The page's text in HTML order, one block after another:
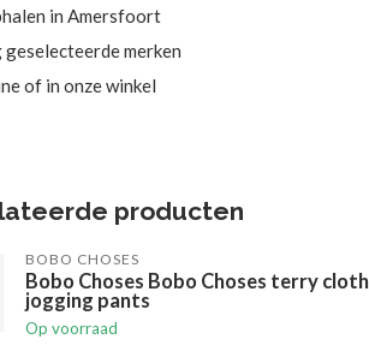
in Amersfoort
merken
of in onze winkel
producten
BOBO CHOSES
Bobo Choses Bobo Choses terry cloth
jogging pants
Op voorraad